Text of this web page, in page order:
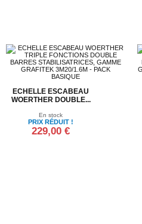
ECHELLE ESCABEAU
WOERTHER DOUBLE...
En stock
PRIX RÉDUIT !
229,00 €